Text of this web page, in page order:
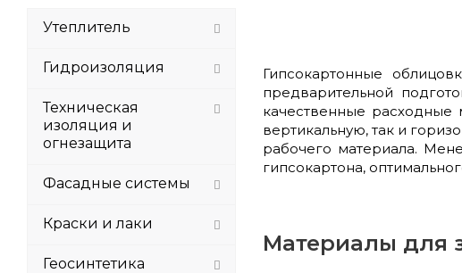
Гипсокартонные
предварительной
качественные расходные
вертикальную, так и
рабочего материала.
гипсокартона,
Материалы для
Утеплитель
Гидроизоляция
Техническая
изоляция и
огнезащита
Фасадные системы
Краски и лаки
Геосинтетика